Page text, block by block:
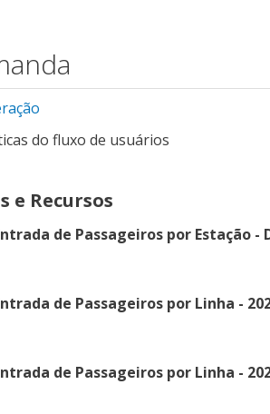
do fluxo de usuários
e Recursos
de Passageiros por Estação -
de Passageiros por Linha -
de Passageiros por Linha -